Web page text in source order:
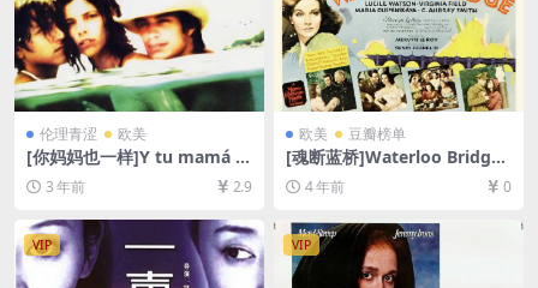
伦理青涩 欧美
[你妈妈也一样]Y tu mamá ta
mbién (2001)[百度网盘+夸克
网盘1080P超清未删减资源]
[网盘在线播放/下载][MP4/6.
5GB][中文字幕]
3 年前 2.9
欧美 豆瓣榜单
[魂断蓝桥]Waterloo Bridge
(1940)[百度网盘+迅雷云盘资
源1080P超清未删减][MP4/6
4 年前 0
VIP VIP